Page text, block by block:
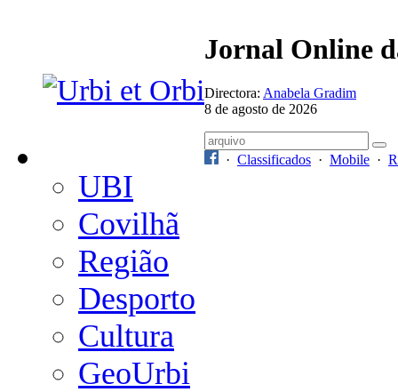
Jornal Online
Directora: Anabela Gradim
8 de agosto de 2026
· Classificados · Mobile ·
UBI
Covilhã
Região
Desporto
Cultura
GeoUrbi